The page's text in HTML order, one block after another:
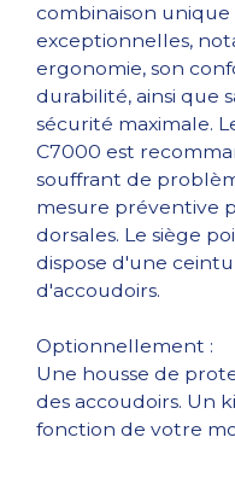
combinaison
exceptionnelles,
ergonomie, son
durabilité, ainsi que
sécurité maximale.
C7000 est
souffrant de
mesure préventive
dorsales. Le siège
dispose d'une
d'accoudoirs.
Optionnellement :
Une housse de
des accoudoirs. Un
fonction de votre